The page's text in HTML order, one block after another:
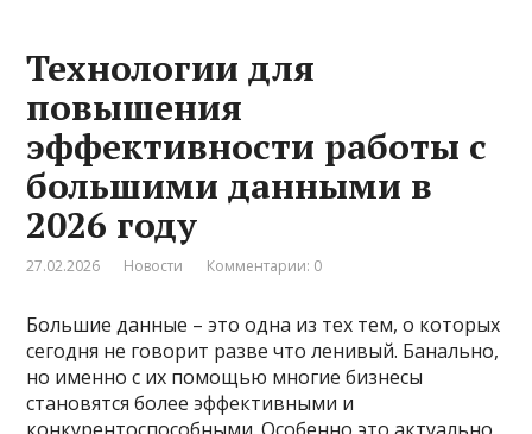
Технологии для
повышения
эффективности работы с
большими данными в
2026 году
27.02.2026 Новости Комментарии: 0
Большие данные – это одна из тех тем, о которых
сегодня не говорит разве что ленивый. Банально,
но именно с их помощью многие бизнесы
становятся более эффективными и